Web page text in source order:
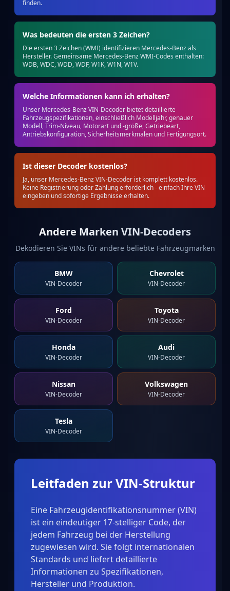
finden.
Was bedeuten die ersten 3 Zeichen?
Die ersten 3 Zeichen (WMI) identifizieren Mercedes-Benz als
Hersteller. Gemeinsame Mercedes-Benz WMI-Codes enthalten:
WDB, WDC, WDD, WDF, W1K, W1N, W1V.
Welche Informationen kann ich erhalten?
Unser Mercedes-Benz VIN-Decoder bietet detaillierte
Fahrzeugspezifikationen, einschließlich Modelljahr, genauer
Modell, Trim-Niveau, Motorart und -größe, Getriebeart,
Antriebskonfiguration, Sicherheitsmerkmalen und Fertigungsort.
Ist dieser Decoder kostenlos?
Ja, unser Mercedes-Benz VIN-Decoder ist komplett kostenlos.
Keine Registrierung oder Zahlung erforderlich - einfach Ihre VIN
eingeben und sofortige Ergebnisse erhalten.
Andere Marken VIN-Decoders
Dekodieren Sie VINs für andere beliebte Fahrzeugmarken
BMW
VIN-Decoder
Chevrolet
VIN-Decoder
Ford
VIN-Decoder
Toyota
VIN-Decoder
Honda
VIN-Decoder
Audi
VIN-Decoder
Nissan
VIN-Decoder
Volkswagen
VIN-Decoder
Tesla
VIN-Decoder
Leitfaden zur VIN-Struktur
Eine Fahrzeugidentifikationsnummer (VIN)
ist ein eindeutiger 17-stelliger Code, der
jedem Fahrzeug bei der Herstellung
zugewiesen wird. Sie folgt internationalen
Standards und liefert detaillierte
Informationen zu Spezifikationen,
Hersteller und Produktion.